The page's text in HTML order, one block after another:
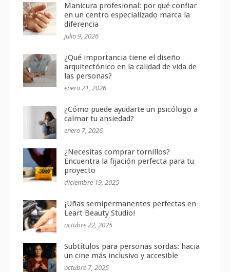
Manicura profesional: por qué confiar
en un centro especializado marca la
diferencia
julio 9, 2026
¿Qué importancia tiene el diseño
arquitectónico en la calidad de vida de
las personas?
enero 21, 2026
¿Cómo puede ayudarte un psicólogo a
calmar tu ansiedad?
enero 7, 2026
¿Necesitas comprar tornillos?
Encuentra la fijación perfecta para tu
proyecto
diciembre 19, 2025
¡Uñas semipermanentes perfectas en
Leart Beauty Studio!
octubre 22, 2025
Subtítulos para personas sordas: hacia
un cine más inclusivo y accesible
octubre 7, 2025